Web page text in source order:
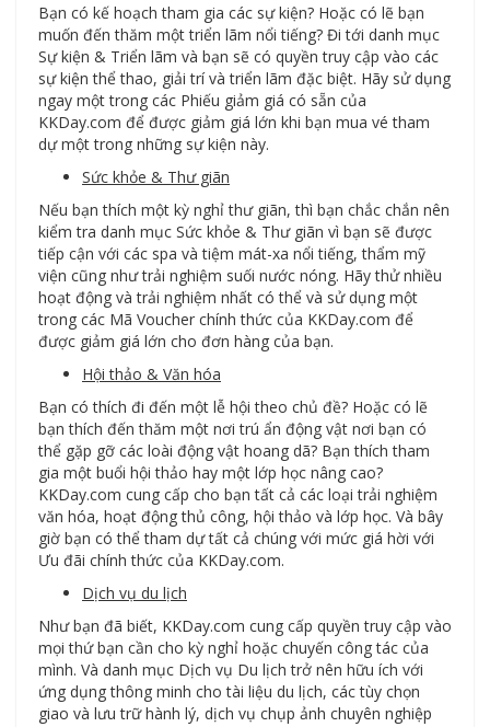
Bạn có kế hoạch tham gia các sự kiện? Hoặc có lẽ bạn
muốn đến thăm một triển lãm nổi tiếng? Đi tới danh mục
Sự kiện & Triển lãm và bạn sẽ có quyền truy cập vào các
sự kiện thể thao, giải trí và triển lãm đặc biệt. Hãy sử dụng
ngay một trong các Phiếu giảm giá có sẵn của
KKDay.com để được giảm giá lớn khi bạn mua vé tham
dự một trong những sự kiện này.
Sức khỏe & Thư giãn
Nếu bạn thích một kỳ nghỉ thư giãn, thì bạn chắc chắn nên
kiểm tra danh mục Sức khỏe & Thư giãn vì bạn sẽ được
tiếp cận với các spa và tiệm mát-xa nổi tiếng, thẩm mỹ
viện cũng như trải nghiệm suối nước nóng. Hãy thử nhiều
hoạt động và trải nghiệm nhất có thể và sử dụng một
trong các Mã Voucher chính thức của KKDay.com để
được giảm giá lớn cho đơn hàng của bạn.
Hội thảo & Văn hóa
Bạn có thích đi đến một lễ hội theo chủ đề? Hoặc có lẽ
bạn thích đến thăm một nơi trú ẩn động vật nơi bạn có
thể gặp gỡ các loài động vật hoang dã? Bạn thích tham
gia một buổi hội thảo hay một lớp học nâng cao?
KKDay.com cung cấp cho bạn tất cả các loại trải nghiệm
văn hóa, hoạt động thủ công, hội thảo và lớp học. Và bây
giờ bạn có thể tham dự tất cả chúng với mức giá hời với
Ưu đãi chính thức của KKDay.com.
Dịch vụ du lịch
Như bạn đã biết, KKDay.com cung cấp quyền truy cập vào
mọi thứ bạn cần cho kỳ nghỉ hoặc chuyến công tác của
mình. Và danh mục Dịch vụ Du lịch trở nên hữu ích với
ứng dụng thông minh cho tài liệu du lịch, các tùy chọn
giao và lưu trữ hành lý, dịch vụ chụp ảnh chuyên nghiệp